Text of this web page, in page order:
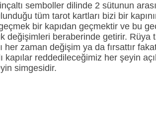
semboller dilinde 2 sütunun
tüm tarot kartları bizi bir
bir kapıdan geçmektir ve bu
değişimleri beraberinde getirir. Rüya
her zaman değişim ya da fırsattır
kapılar reddedileceğimiz her şeyin
simgesidir.